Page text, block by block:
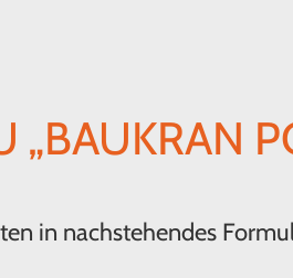
„BAUKRAN
in nachstehendes